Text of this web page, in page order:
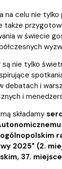
na celu nie
także
w świecie
nie tylko
debatach i
i
składamy
2025" (2.
37.